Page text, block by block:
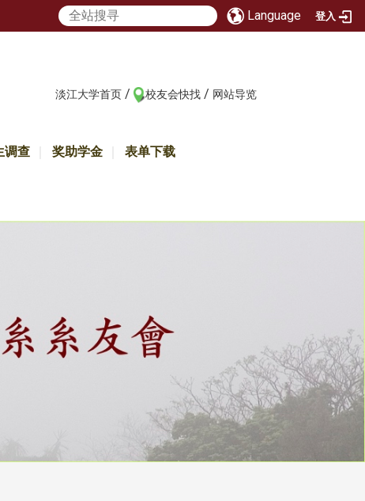
Language 登入
淡江大学首页 / 校友会快找 / 网站导览
调查 奖助学金 表单下载